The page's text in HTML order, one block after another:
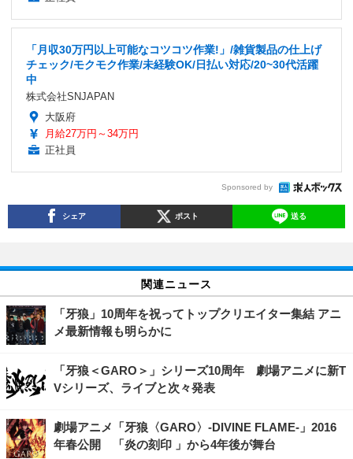
「月収30万円以上可能なコツコツ作業!」/雑貨製品の仕上げ
チェック/モクモク作業/未経験OK/日払い対応/20~30代活躍
中
株式会社SNJAPAN
大阪府
月給27万円～34万円
正社員
Sponsored by
シェア ポスト 送る
関連ニュース
「牙狼」10周年を祝ってトップクリエイター集結 アニ
メ最新情報も明らかに
「牙狼＜GARO＞」シリーズ10周年 劇場アニメに新T
Vシリーズ、ライブと次々発表
劇場アニメ「牙狼〈GARO〉-DIVINE FLAME-」2016
年春公開 「炎の刻印 」から4年後が舞台